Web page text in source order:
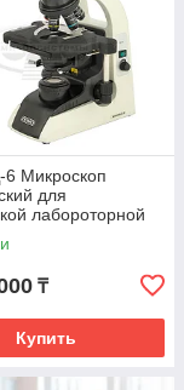
Микроскоп
для
лабороторной
морфологии и
₸
Купить